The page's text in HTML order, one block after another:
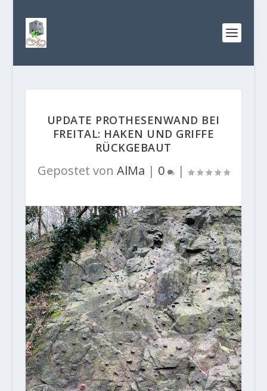
UPDATE PROTHESENWAND BEI
FREITAL: HAKEN UND GRIFFE
RÜCKGEBAUT
Gepostet von AlMa | 0 |